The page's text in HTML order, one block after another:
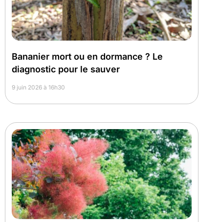
Bananier mort ou en dormance ? Le
diagnostic pour le sauver
9 juin 2026 à 16h30